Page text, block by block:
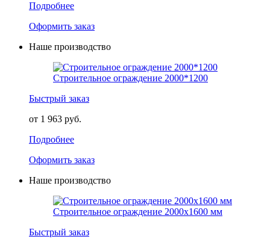
Подробнее
Оформить заказ
Наше производство
Строительное ограждение 2000*1200
Быстрый заказ
от 1 963 руб.
Подробнее
Оформить заказ
Наше производство
Строительное ограждение 2000х1600 мм
Быстрый заказ